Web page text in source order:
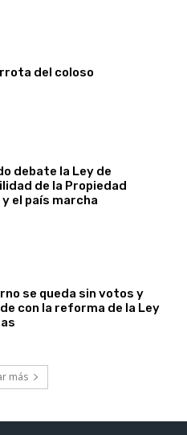
del coloso
debate la Ley de
de la Propiedad
el país marcha
se queda sin votos y
con la reforma de la Ley
más